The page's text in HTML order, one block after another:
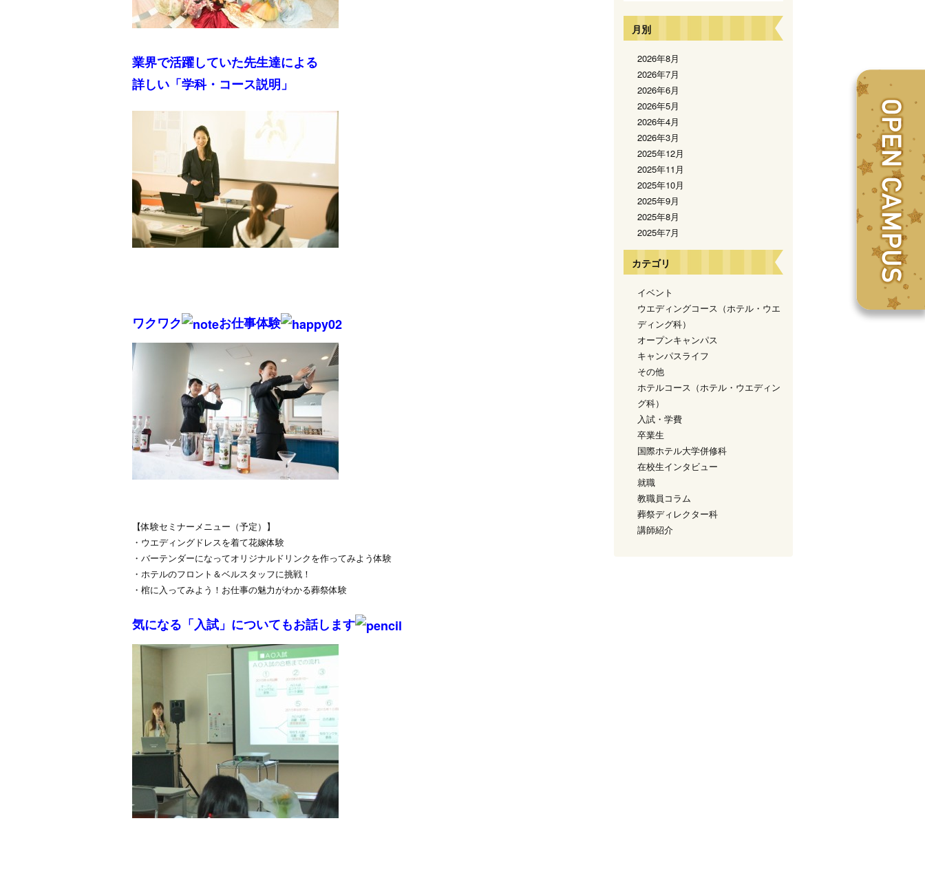
業界で活躍していた先生達による
詳しい「学科・コース説明」
ワクワク お仕事体験
【体験セミナーメニュー（予定）】
・ウエディングドレスを着て花嫁体験
・バーテンダーになってオリジナルドリンクを作ってみよう体験
・ホテルのフロント＆ベルスタッフに挑戦！
・棺に入ってみよう！お仕事の魅力がわかる葬祭体験
気になる「入試」についてもお話します
月別
2026年8月
2026年7月
2026年6月
2026年5月
2026年4月
2026年3月
2025年12月
2025年11月
2025年10月
2025年9月
2025年8月
2025年7月
カテゴリ
イベント
ウエディングコース（ホテル・ウエ
ディング科）
オープンキャンパス
キャンパスライフ
その他
ホテルコース（ホテル・ウエディン
グ科）
入試・学費
卒業生
国際ホテル大学併修科
在校生インタビュー
就職
教職員コラム
葬祭ディレクター科
講師紹介